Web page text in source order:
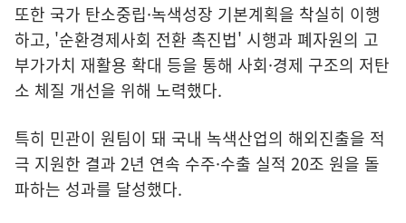
또한 국가 탄소중립·녹색성장 기본계획을 착실히 이행
하고, '순환경제사회 전환 촉진법' 시행과 폐자원의 고
부가가치 재활용 확대 등을 통해 사회·경제 구조의 저탄
소 체질 개선을 위해 노력했다.
특히 민관이 원팀이 돼 국내 녹색산업의 해외진출을 적
극 지원한 결과 2년 연속 수주·수출 실적 20조 원을 돌
파하는 성과를 달성했다.